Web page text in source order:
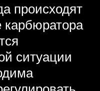
происходят
карбюратора
ситуации